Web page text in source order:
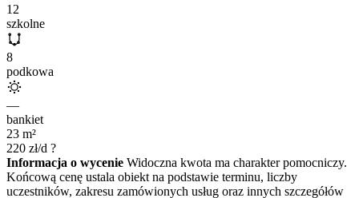
12
szkolne
8
podkowa
—
bankiet
23 m²
220 zł/d ?
Informacja o wycenie Widoczna kwota ma charakter pomocniczy.
Końcową cenę ustala obiekt na podstawie terminu, liczby
uczestników, zakresu zamówionych usług oraz innych szczegółów